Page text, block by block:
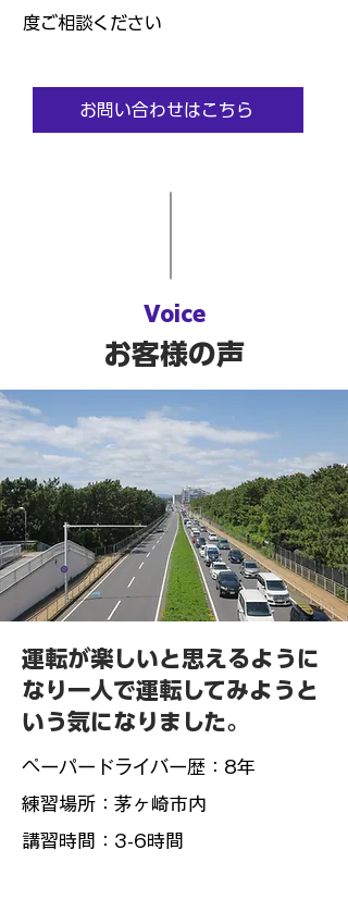
度ご相談ください
お問い合わせはこちら
Voice
お客様の声
運転が楽しいと思えるように
なり一人で運転してみようと
いう気になりました。
ペーパードライバー歴：8年
練習場所：茅ヶ崎市内
講習時間：3-6時間